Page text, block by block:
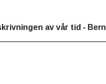
av vår tid -